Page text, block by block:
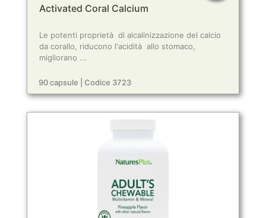
Activated Coral Calcium
Le potenti proprietà di alcalinizzazione del calcio
da corallo, riducono l'acidità allo stomaco,
migliorano ...
90 capsule | Codice 3723